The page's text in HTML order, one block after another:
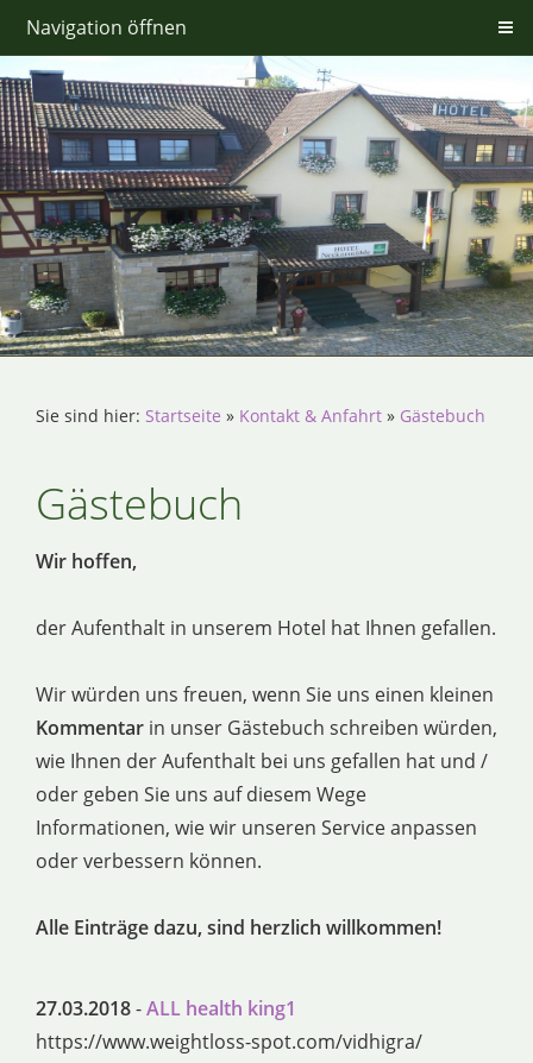
Navigation öffnen
Sie sind hier: Startseite » Kontakt & Anfahrt » Gästebuch
Gästebuch
Wir hoffen,
der Aufenthalt in unserem Hotel hat Ihnen gefallen.
Wir würden uns freuen, wenn Sie uns einen kleinen
Kommentar in unser Gästebuch schreiben würden,
wie Ihnen der Aufenthalt bei uns gefallen hat und /
oder geben Sie uns auf diesem Wege
Informationen, wie wir unseren Service anpassen
oder verbessern können.
Alle Einträge dazu, sind herzlich willkommen!
27.03.2018-ALL health king1
https://www.weightloss-spot.com/vidhigra/